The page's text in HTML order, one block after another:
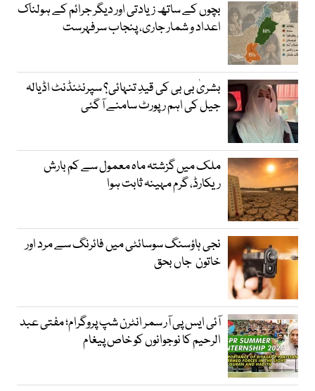
بچوں کے ساتھ زیادتی اور دیگر جرائم کے ہولناک
اعداد و شمار جاری، پنجاب سرفہرست
بشریٰ بی بی کی قیدِ تنہائی؟ سپرنٹنڈنٹ اڈیالہ
جیل کی اہم رپورٹ سامنے آ گئی
ملک میں گزشتہ ماہ معمول سے کم بارش
ریکارڈ، گرم مہینہ ثابت ہوا
نجی ہاؤسنگ سوسائٹی میں فائرنگ سے مرد اور
خاتون جاں بحق
آئی ایس پی آر سمر انٹرن شپ پروگرام؛ مفتی عبد
الرحیم کا نوجوانوں کو خاص پیغام